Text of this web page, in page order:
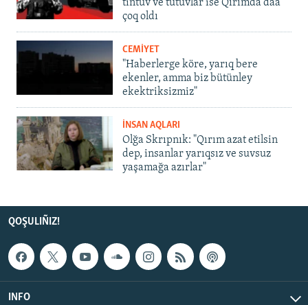
tintüv ve tutuvlar ise Qırımda daa
çoq oldı
CEMİYET
"Haberlerge köre, yarıq bere
ekenler, amma biz bütünley
ekektriksizmiz"
İNSAN AQLARI
Olğa Skrıpnık: "Qırım azat etilsin
dep, insanlar yarıqsız ve suvsuz
yaşamağa azırlar"
QOŞULIÑIZ!
INFO